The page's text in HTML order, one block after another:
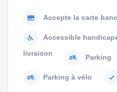
Accepte la carte
Accessible
livraison
Parking
Parking à vélo